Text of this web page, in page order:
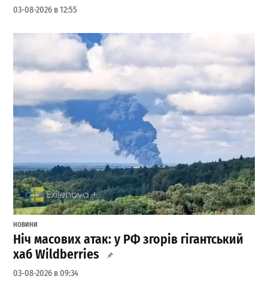
03-08-2026 в 12:55
НОВИНИ
Ніч масових атак: у РФ згорів гігантський
хаб Wildberries
03-08-2026 в 09:34